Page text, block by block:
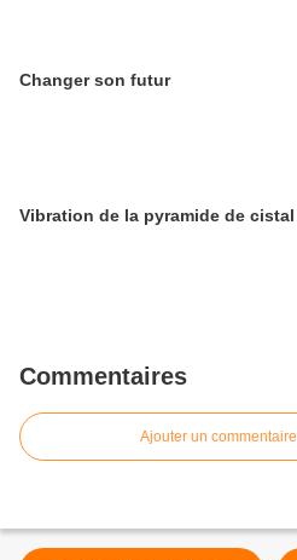
Changer son futur
Vibration de la pyramide de cistal
Commentaires
Ajouter un commentaire